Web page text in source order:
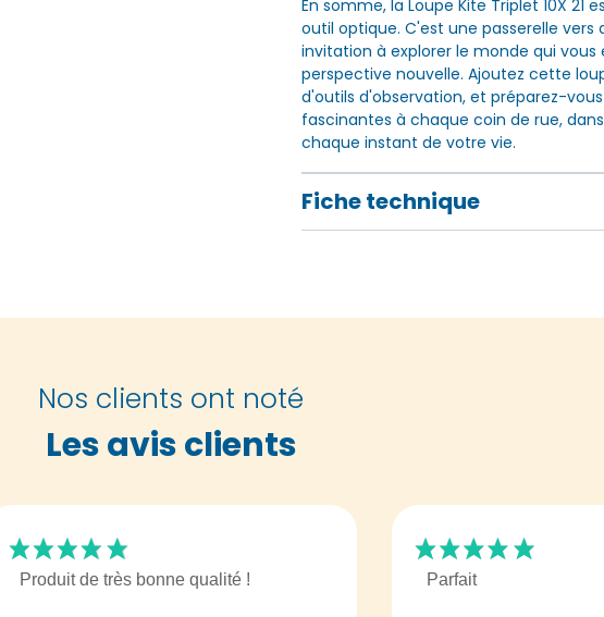
En somme, la Loupe Kite Triplet 10X 21
outil optique. C'est une passerelle vers
invitation à explorer le monde qui
perspective nouvelle. Ajoutez cette
d'outils d'observation, et préparez-
fascinantes à chaque coin de rue,
chaque instant de votre vie.
Fiche technique
Nos clients ont noté
Les avis clients
Produit de très bonne qualité ! Parfait